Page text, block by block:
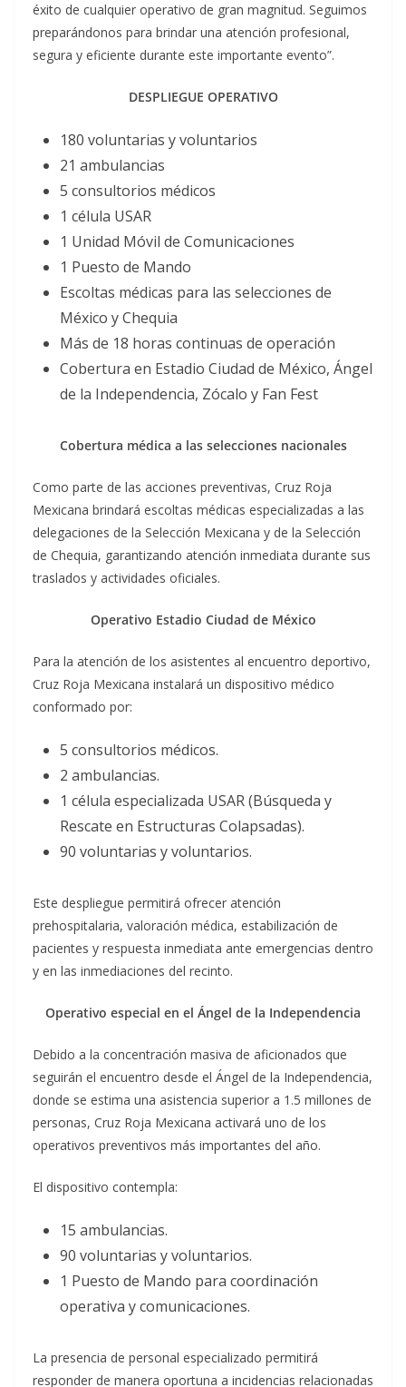
éxito de cualquier operativo de gran magnitud. Seguimos
preparándonos para brindar una atención profesional,
segura y eficiente durante este importante evento”.
DESPLIEGUE OPERATIVO
180 voluntarias y voluntarios
21 ambulancias
5 consultorios médicos
1 célula USAR
1 Unidad Móvil de Comunicaciones
1 Puesto de Mando
Escoltas médicas para las selecciones de
México y Chequia
Más de 18 horas continuas de operación
Cobertura en Estadio Ciudad de México, Ángel
de la Independencia, Zócalo y Fan Fest
Cobertura médica a las selecciones nacionales
Como parte de las acciones preventivas, Cruz Roja
Mexicana brindará escoltas médicas especializadas a las
delegaciones de la Selección Mexicana y de la Selección
de Chequia, garantizando atención inmediata durante sus
traslados y actividades oficiales.
Operativo Estadio Ciudad de México
Para la atención de los asistentes al encuentro deportivo,
Cruz Roja Mexicana instalará un dispositivo médico
conformado por:
5 consultorios médicos.
2 ambulancias.
1 célula especializada USAR (Búsqueda y
Rescate en Estructuras Colapsadas).
90 voluntarias y voluntarios.
Este despliegue permitirá ofrecer atención
prehospitalaria, valoración médica, estabilización de
pacientes y respuesta inmediata ante emergencias dentro
y en las inmediaciones del recinto.
Operativo especial en el Ángel de la Independencia
Debido a la concentración masiva de aficionados que
seguirán el encuentro desde el Ángel de la Independencia,
donde se estima una asistencia superior a 1.5 millones de
personas, Cruz Roja Mexicana activará uno de los
operativos preventivos más importantes del año.
El dispositivo contempla:
15 ambulancias.
90 voluntarias y voluntarios.
1 Puesto de Mando para coordinación
operativa y comunicaciones.
La presencia de personal especializado permitirá
responder de manera oportuna a incidencias relacionadas